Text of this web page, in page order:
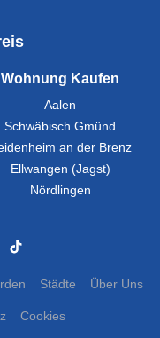
Wohnung Kaufen
Aalen
Schwäbisch Gmünd
an der Brenz
Ellwangen (Jagst)
Nördlingen
Städte Über Uns
Cookies